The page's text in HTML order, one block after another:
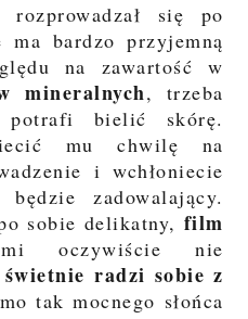
rozprowadzał się po
bardzo przyjemną
na zawartość w
mineralnych, trzeba
potrafi bielić skórę.
mu chwilę na
i wchłoniecie
zadowalający.
sobie delikatny, film
oczywiście nie
radzi sobie z
tak mocnego słońca